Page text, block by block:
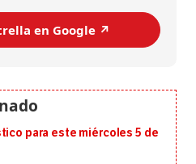
en Google ↗️
para este miércoles 5 de